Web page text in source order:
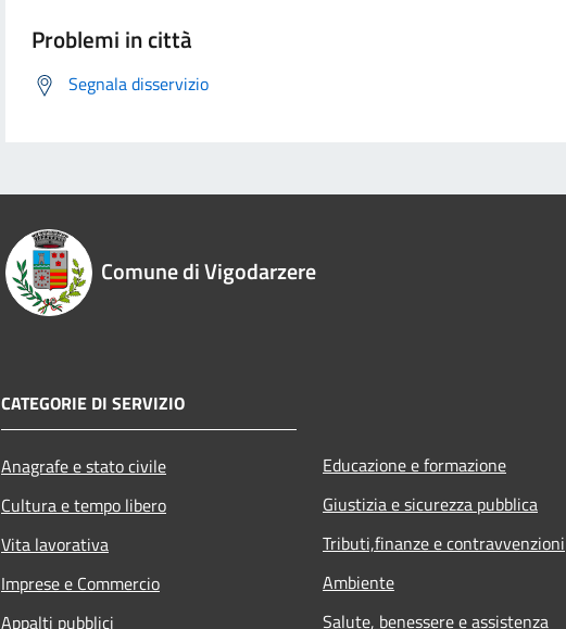
Problemi in città
Segnala disservizio
Comune di Vigodarzere
CATEGORIE DI SERVIZIO
Anagrafe e stato civile
Cultura e tempo libero
Vita lavorativa
Imprese e Commercio
Appalti pubblici
Educazione e formazione
Giustizia e sicurezza pubblica
Tributi,finanze e contravvenzioni
Ambiente
Salute, benessere e assistenza